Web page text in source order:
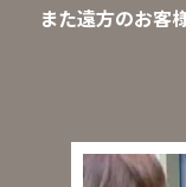
また遠方のお客